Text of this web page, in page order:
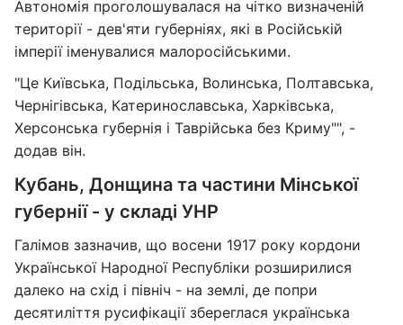
Автономія проголошувалася на чітко визначеній
території - дев'яти губерніях, які в Російській
імперії іменувалися малоросійськими.
"Це Київська, Подільська, Волинська, Полтавська,
Чернігівська, Катеринославська, Харківська,
Херсонська губернія і Таврійська без Криму"", -
додав він.
Кубань, Донщина та частини Мінської
губернії - у складі УНР
Галімов зазначив, що восени 1917 року кордони
Української Народної Республіки розширилися
далеко на схід і північ - на землі, де попри
десятиліття русифікації збереглася українська